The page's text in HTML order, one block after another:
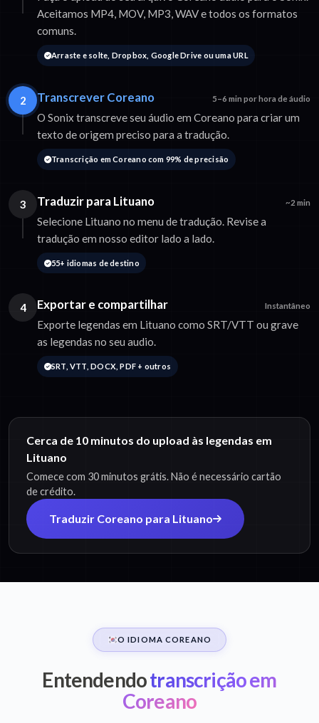
Aceitamos MP4, MOV, MP3, WAV e todos os formatos
comuns.
Arraste e solte, Dropbox, Google Drive ou uma URL
2 Transcrever Coreano 5–6 min por hora de áudio
O Sonix transcreve seu áudio em Coreano para criar um
texto de origem preciso para a tradução.
Transcrição em Coreano com 99% de precisão
3 Traduzir para Lituano ~2 min
Selecione Lituano no menu de tradução. Revise a
tradução em nosso editor lado a lado.
55+ idiomas de destino
4 Exportar e compartilhar Instantâneo
Exporte legendas em Lituano como SRT/VTT ou grave
as legendas no seu audio.
SRT, VTT, DOCX, PDF + outros
Cerca de 10 minutos do upload às legendas em
Lituano
Comece com 30 minutos grátis. Não é necessário cartão
de crédito.
Traduzir Coreano para Lituano
O IDIOMA COREANO
Entendendotranscrição em
Coreano